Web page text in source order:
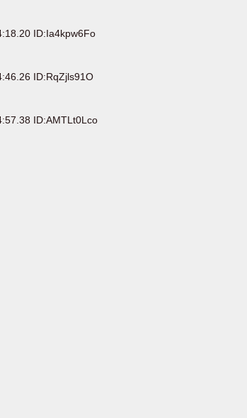
ID:Ia4kpw6Fo
ID:RqZjls91O
ID:AMTLt0Lco